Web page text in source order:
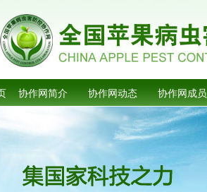
协作网简介 协作网动态 协作网成员